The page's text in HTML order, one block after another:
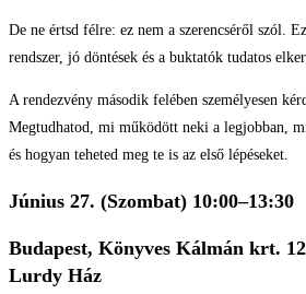
De ne értsd félre: ez nem a szerencséről szól.
rendszer, jó döntések és a buktatók tudatos
A rendezvény második felében személyesen
Megtudhatod, mi működött neki a legjobban,
és hogyan teheted meg te is az első lépéseket.
Június 27. (Szombat) 10:00–13:30
Budapest, Könyves Kálmán krt.
Lurdy Ház